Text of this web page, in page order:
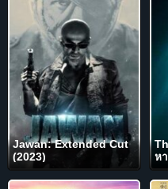
Jawan: Extended Cut
(2023)
ห